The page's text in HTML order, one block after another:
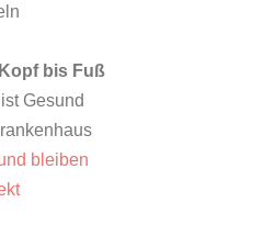
bis Fuß
Gesund
bleiben